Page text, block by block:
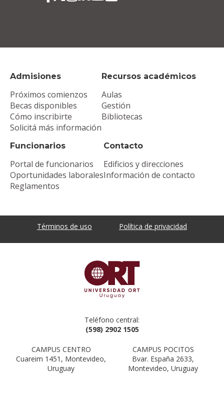
Admisiones
Próximos comienzos
Becas disponibles
Cómo inscribirte
Solicitá más información
Recursos académicos
Aulas
Gestión
Bibliotecas
Funcionarios
Portal de funcionarios
Oportunidades laborales
Reglamentos
Contacto
Edificios y direcciones
Información de contacto
Términos de uso Política de privacidad
Teléfono central:
(598) 2902 1505
CAMPUS CENTRO
Cuareim 1451, Montevideo,
Uruguay
CAMPUS POCITOS
Bvar. España 2633,
Montevideo, Uruguay